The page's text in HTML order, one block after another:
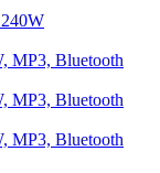
MP3, Bluetooth
MP3, Bluetooth
MP3, Bluetooth